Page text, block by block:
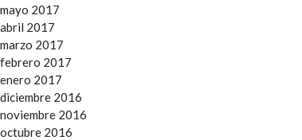
mayo 2017
abril 2017
marzo 2017
febrero 2017
enero 2017
diciembre 2016
noviembre 2016
octubre 2016